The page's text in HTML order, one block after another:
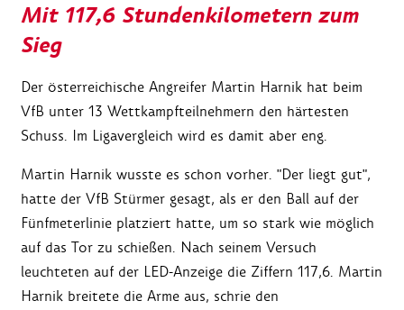
Mit 117,6 Stundenkilometern zum
Sieg
Der österreichische Angreifer Martin Harnik hat beim
VfB unter 13 Wettkampfteilnehmern den härtesten
Schuss. Im Ligavergleich wird es damit aber eng.
Martin Harnik wusste es schon vorher. "Der liegt gut",
hatte der VfB Stürmer gesagt, als er den Ball auf der
Fünfmeterlinie platziert hatte, um so stark wie möglich
auf das Tor zu schießen. Nach seinem Versuch
leuchteten auf der LED-Anzeige die Ziffern 117,6. Martin
Harnik breitete die Arme aus, schrie den